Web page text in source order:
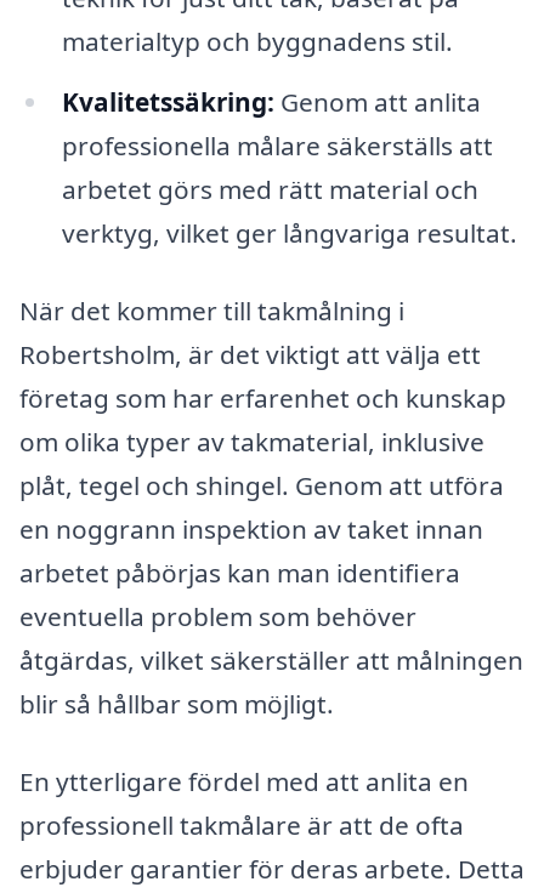
materialtyp och byggnadens stil.
Kvalitetssäkring: Genom att anlita
professionella målare säkerställs att
arbetet görs med rätt material och
verktyg, vilket ger långvariga resultat.
När det kommer till takmålning i
Robertsholm, är det viktigt att välja ett
företag som har erfarenhet och kunskap
om olika typer av takmaterial, inklusive
plåt, tegel och shingel. Genom att utföra
en noggrann inspektion av taket innan
arbetet påbörjas kan man identifiera
eventuella problem som behöver
åtgärdas, vilket säkerställer att målningen
blir så hållbar som möjligt.
En ytterligare fördel med att anlita en
professionell takmålare är att de ofta
erbjuder garantier för deras arbete. Detta